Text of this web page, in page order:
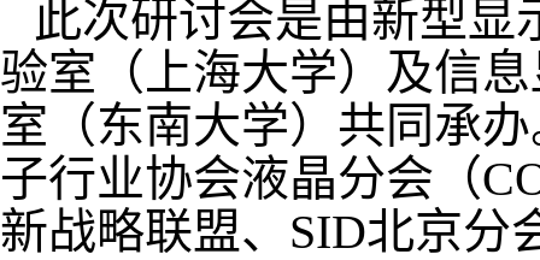
此次研讨会是由新型
验室（上海大学）及信
室（东南大学）共同承
子行业协会液晶分会（
新战略联盟、SID北京分